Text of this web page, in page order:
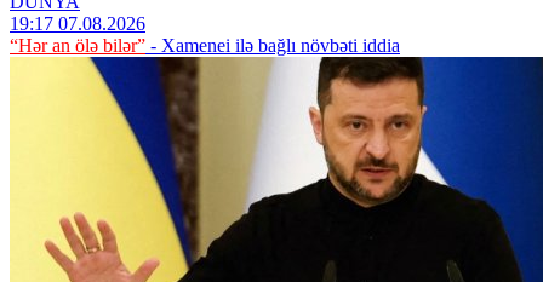
19:17 07.08.2026
“Hər an ölə bilər” - Xamenei ilə bağlı növbəti iddia